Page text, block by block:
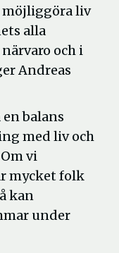
möjliggöra liv
alla
och i
Andreas
balans
med liv och
vi
mycket folk
kan
under